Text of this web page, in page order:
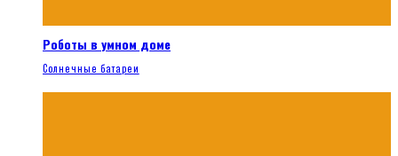
Роботы в умном доме
Солнечные батареи